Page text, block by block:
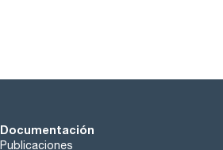
Documentación
Publicaciones